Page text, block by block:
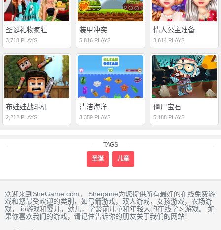
圣诞礼物疯狂
3,718 PLAYS
装甲冲突
5,816 PLAYS
情人公主准备
3,614 PLAYS
布娃娃战斗机
2,212 PLAYS
清洁海洋
3,359 PLAYS
僵尸宝石
5,188 PLAYS
TAGS
圣诞 儿童
欢迎来到SheGame.com。 Shegame为您提供所有最好的在线免费游
戏和您最受欢迎的类别，如弓箭游戏，双人游戏，女孩游戏，农场游
戏，.io游戏和婴儿，幼儿，学龄前儿童和年轻人的在线学习游戏。 如
果你喜欢我们的游戏，请记住告诉你的朋友关于我们的网站！